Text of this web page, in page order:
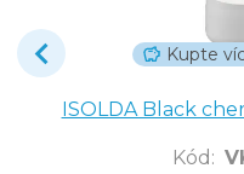
Kupte
ISOLDA Black
Kód :